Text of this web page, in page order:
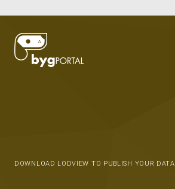
DOWNLOAD LODVIEW TO PUBLISH YOUR DATA